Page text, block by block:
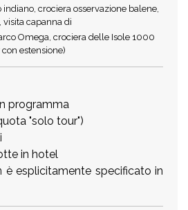
indiano, crociera osservazione balene,
visita capanna di
Omega, crociera delle Isole 1000
estensione)
programma
"solo tour")
in hotel
è esplicitamente specificato in